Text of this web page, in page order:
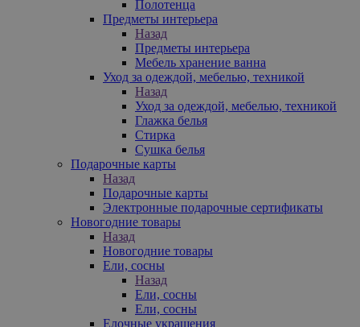
Полотенца
Предметы интерьера
Назад
Предметы интерьера
Мебель хранение ванна
Уход за одеждой, мебелью, техникой
Назад
Уход за одеждой, мебелью, техникой
Глажка белья
Стирка
Сушка белья
Подарочные карты
Назад
Подарочные карты
Электронные подарочные сертификаты
Новогодние товары
Назад
Новогодние товары
Ели, сосны
Назад
Ели, сосны
Ели, сосны
Елочные украшения